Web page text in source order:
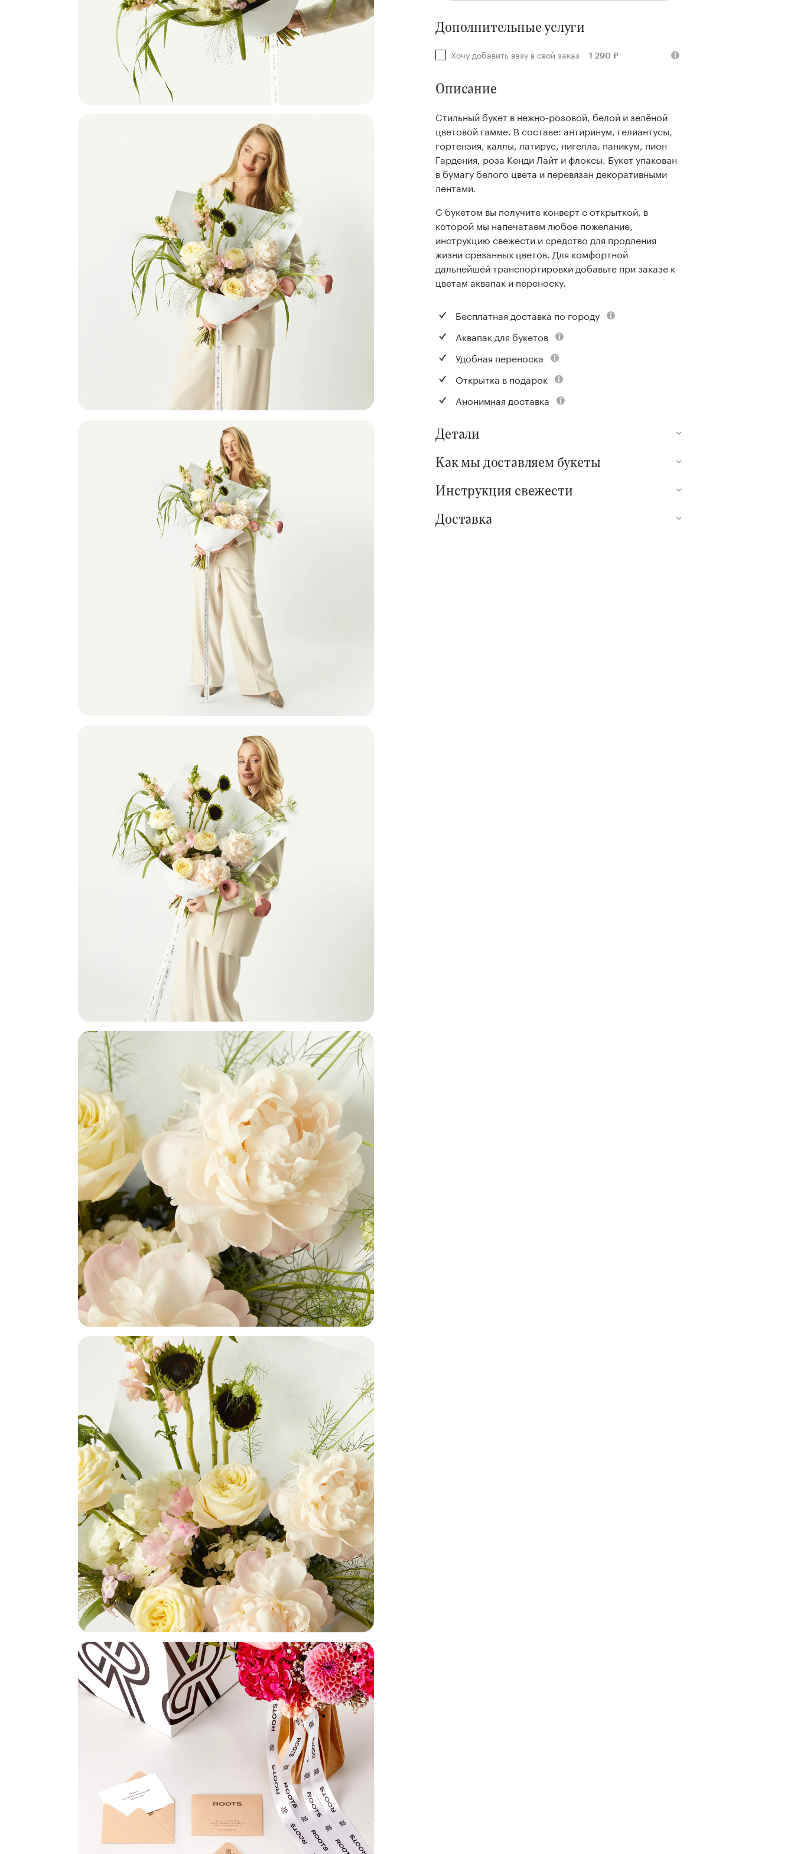
Дополнительные услуги
Хочу добавить вазу в свой заказ1 290 ₽
Описание
Стильный букет в нежно-розовой, белой и зелёной
цветовой гамме. В составе: антиринум, гелиантусы,
гортензия, каллы, латирус, нигелла, паникум, пион
Гардения, роза Кенди Лайт и флоксы. Букет упакован
в бумагу белого цвета и перевязан декоративными
лентами.
С букетом вы получите конверт с открыткой, в
которой мы напечатаем любое пожелание,
инструкцию свежести и средство для продления
жизни срезанных цветов. Для комфортной
дальнейшей транспортировки добавьте при заказе к
цветам аквапак и переноску.
Бесплатная доставка по городу
Аквапак для букетов
Удобная переноска
Открытка в подарок
Анонимная доставка
Детали
Как мы доставляем букеты
Инструкция свежести
Доставка